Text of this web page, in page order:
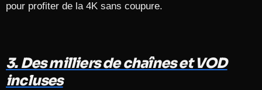
pour profiter de la 4K sans coupure.​
3. Des milliers de chaînes et VOD
incluses